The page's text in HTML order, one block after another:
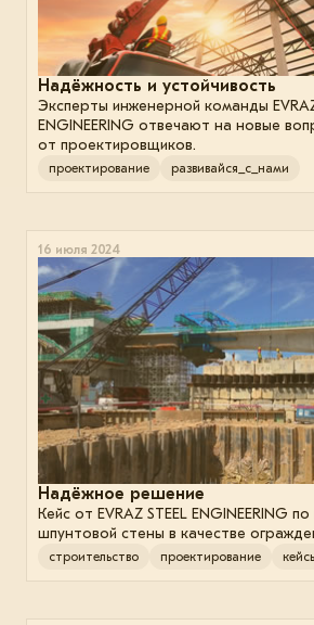
Надёжность и устойчивость
Эксперты инженерной команды
ENGINEERING отвечают на новые
от проектировщиков.
проектирование развивайся_с_нами
16 июля 2024
Надёжное решение
Кейс от EVRAZ STEEL ENGINEERING
шпунтовой стены в качестве
строительство проектирование